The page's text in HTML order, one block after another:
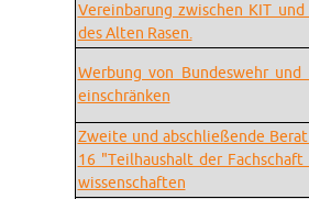
Vere­in­barung zwis­chen KIT und
des Alten Rasen.
Wer­bung von Bun­deswehr und
ein­schränken
Zweite und ab­schließende
16 "Teil­haushalt der
wis­senschaften